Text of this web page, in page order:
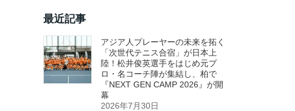
最近記事
アジア人プレーヤーの未来を拓く
「次世代テニス合宿」が日本上
陸！松井俊英選手をはじめ元プ
ロ・名コーチ陣が集結し、柏で
『NEXT GEN CAMP 2026』が開
幕
2026年7月30日